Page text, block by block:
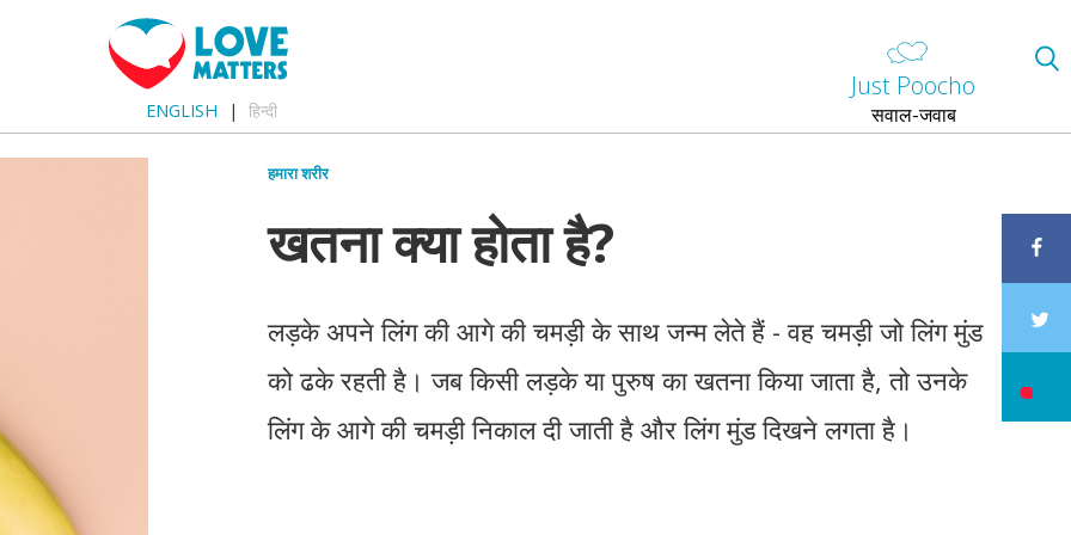
ENGLISH हिन्दी
Just Poocho
सवाल-जवाब
हमारा शरीर
खतना क्या होता है?
लड़के अपने लिंग की आगे की चमड़ी के साथ जन्म लेते हैं - वह चमड़ी जो लिंग मुंड
को ढके रहती है। जब किसी लड़के या पुरुष का खतना किया जाता है, तो उनके
लिंग के आगे की चमड़ी निकाल दी जाती है और लिंग मुंड दिखने लगता है।